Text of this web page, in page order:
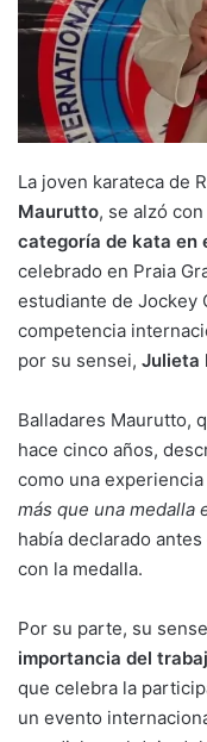
La joven karateca de
Maurutto, se alzó con
categoría de kata en
celebrado en Praia
estudiante de Jockey
competencia
por su sensei, Julieta
Balladares Maurutto,
hace cinco años,
como una experiencia
más que una medalla
había declarado
con la medalla.
Por su parte, su
importancia del
que celebra la
un evento